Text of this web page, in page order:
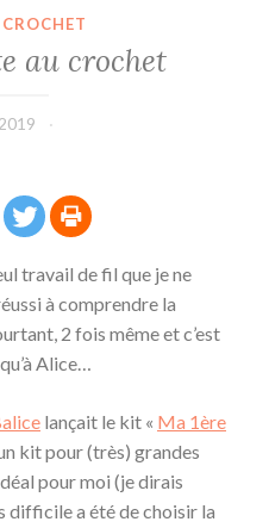
au crochet
travail de fil que je ne
à comprendre la
2 fois même et c’est
Alice…
lançait le kit « Ma 1ère
kit pour (très) grandes
pour moi (je dirais
difficile a été de choisir la